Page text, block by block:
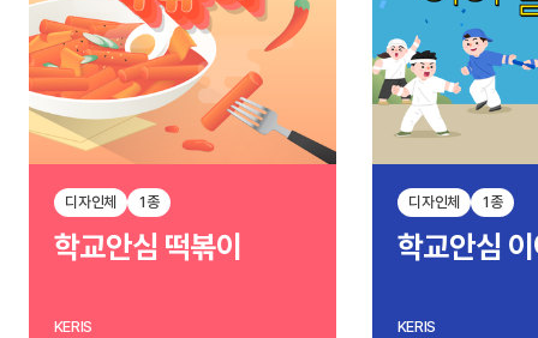
디자인체 1종
학교안심 떡볶이
KERIS
디자인체 1종
학교안심
KERIS